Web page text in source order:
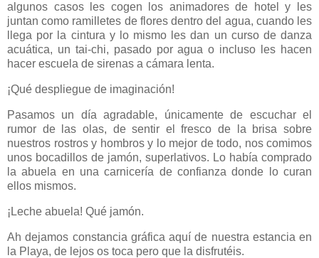
algunos casos les cogen los animadores de hotel y les
juntan como ramilletes de flores dentro del agua, cuando les
llega por la cintura y lo mismo les dan un curso de danza
acuática, un tai-chi, pasado por agua o incluso les hacen
hacer escuela de sirenas a cámara lenta.
¡Qué despliegue de imaginación!
Pasamos un día agradable, únicamente de escuchar el
rumor de las olas, de sentir el fresco de la brisa sobre
nuestros rostros y hombros y lo mejor de todo, nos comimos
unos bocadillos de jamón, superlativos. Lo había comprado
la abuela en una carnicería de confianza donde lo curan
ellos mismos.
¡Leche abuela! Qué jamón.
Ah dejamos constancia gráfica aquí de nuestra estancia en
la Playa, de lejos os toca pero que la disfrutéis.